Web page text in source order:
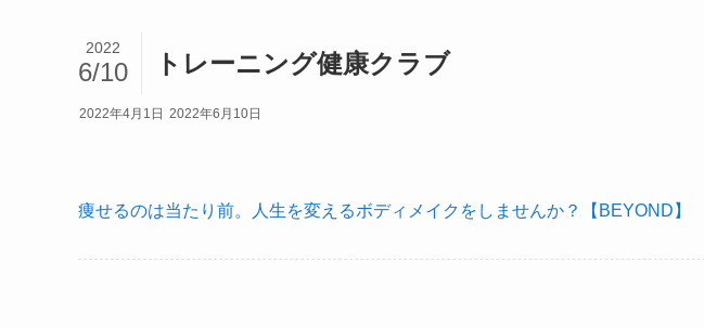
トレーニング健康クラブ
2022
6/10
2022年4月1日 2022年6月10日
痩せるのは当たり前。人生を変えるボディメイクをしませんか？【BEYOND】